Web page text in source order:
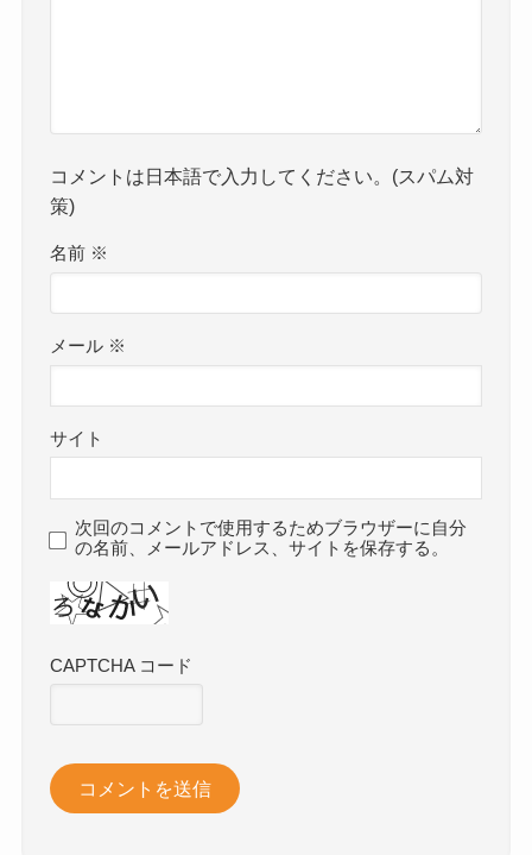
コメントは日本語で入力してください。(スパム対
策)
名前 ※
メール ※
サイト
次回のコメントで使用するためブラウザーに自分
の名前、メールアドレス、サイトを保存する。
CAPTCHA コード